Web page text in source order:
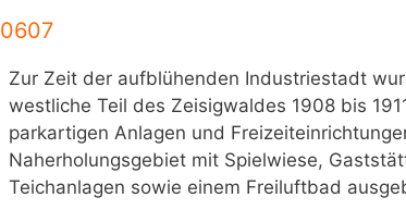
0607
Zur Zeit der aufblühenden Industriestadt
westliche Teil des Zeisigwaldes 1908 bis
parkartigen Anlagen und
Naherholungsgebiet mit Spielwiese,
Teichanlagen sowie einem Freiluftbad